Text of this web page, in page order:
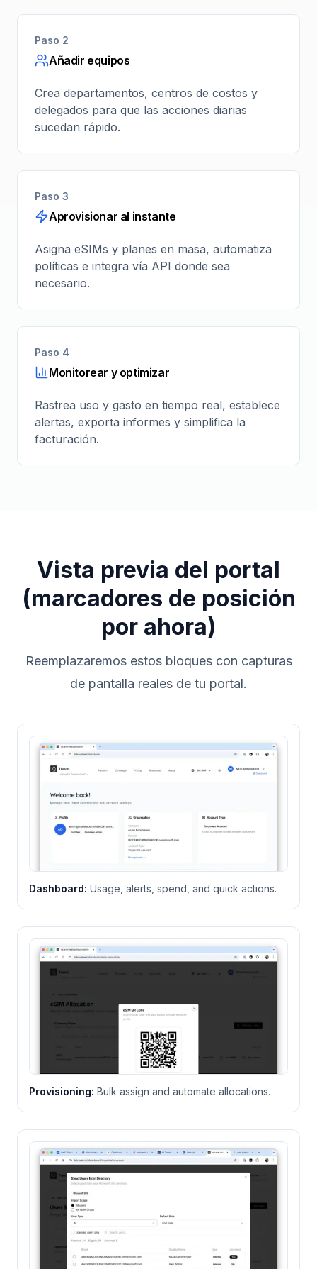
Paso 2
Añadir equipos
Crea departamentos, centros de costos y
delegados para que las acciones diarias
sucedan rápido.
Paso 3
Aprovisionar al instante
Asigna eSIMs y planes en masa, automatiza
políticas e integra vía API donde sea
necesario.
Paso 4
Monitorear y optimizar
Rastrea uso y gasto en tiempo real, establece
alertas, exporta informes y simplifica la
facturación.
Vista previa del portal
(marcadores de posición
por ahora)
Reemplazaremos estos bloques con capturas
de pantalla reales de tu portal.
Dashboard: Usage, alerts, spend, and quick actions.
Provisioning: Bulk assign and automate allocations.